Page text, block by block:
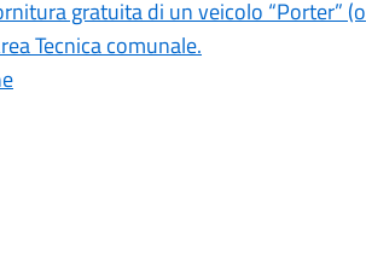
gratuita di un veicolo “Porter” (o
Tecnica comunale.